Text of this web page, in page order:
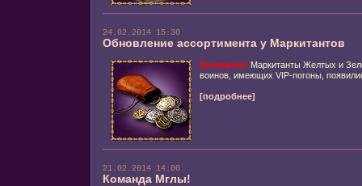
24.02.2014 15:30
Обновление ассортимента у Маркитантов
Внимание! Маркитанты Желтых и
воинов, имеющих VIP-погоны,
[подробнее]
21.02.2014 14:00
Команда Мглы!